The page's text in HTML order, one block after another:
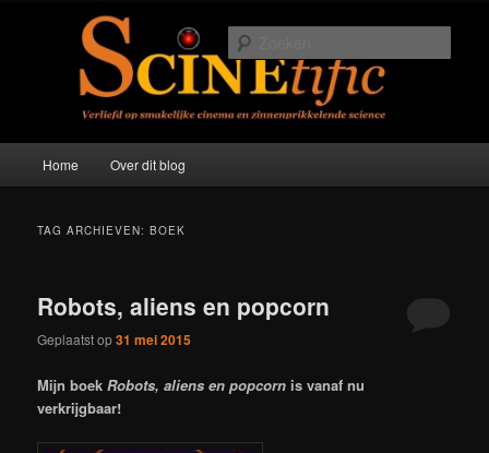
Scinetific
Verliefd op smakelijke cinema en zinneprikkelende science
Home Over dit blog
TAG ARCHIEVEN:BOEK
Robots, aliens en popcorn
Geplaatst op31 mei 2015
Mijn boekRobots, aliens en popcorn is vanaf nu
verkrijgbaar!